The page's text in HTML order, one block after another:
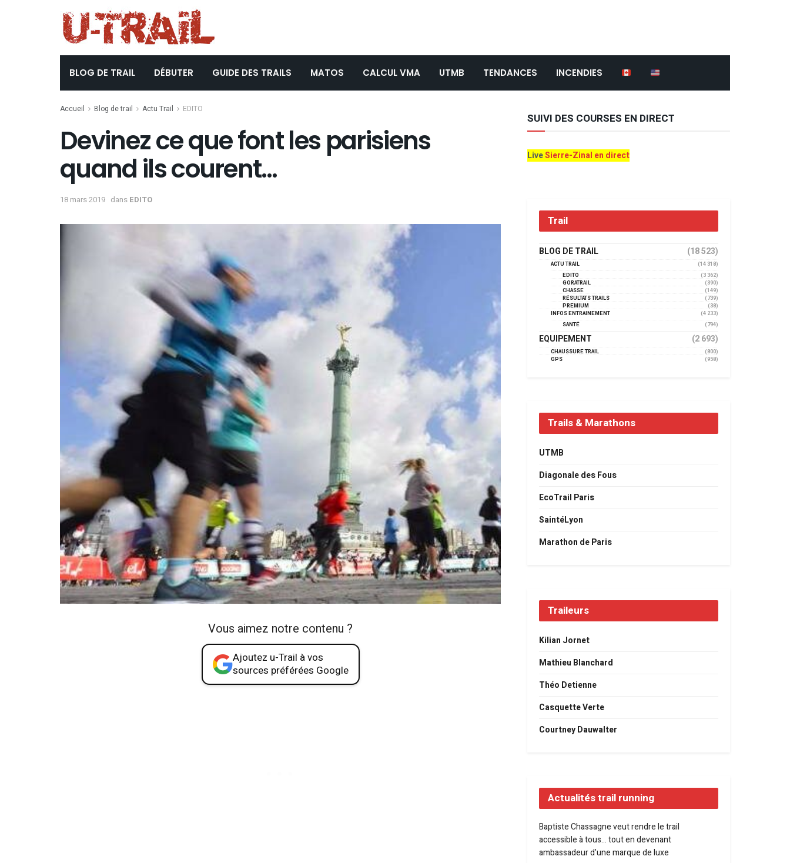
BLOG DE TRAIL DÉBUTER GUIDE DES TRAILS MATOS CALCUL VMA UTMB TENDANCES INCENDIES
Accueil Blog de trail Actu Trail EDITO
Devinez ce que font les parisiens
quand ils courent…
18 mars 2019 dans EDITO
Vous aimez notre contenu ?
Ajoutez u-Trail à vos
sources préférées Google
SUIVI DES COURSES EN DIRECT
LiveSierre-Zinal en direct
Trail
BLOG DE TRAIL (18 523)
ACTU TRAIL
(14 318)
EDITO
(3 362)
GORATRAIL
(390)
CHASSE
(149)
RÉSULTATS TRAILS
(739)
PREMIUM
(38)
INFOS ENTRAINEMENT
(4 233)
SANTÉ
(794)
EQUIPEMENT (2 693)
CHAUSSURE TRAIL
(800)
GPS
(958)
Trails & Marathons
UTMB
Diagonale des Fous
EcoTrail Paris
SaintéLyon
Marathon de Paris
Traileurs
Kilian Jornet
Mathieu Blanchard
Théo Detienne
Casquette Verte
Courtney Dauwalter
Actualités trail running
Baptiste Chassagne veut rendre le trail
accessible à tous… tout en devenant
ambassadeur d’une marque de luxe